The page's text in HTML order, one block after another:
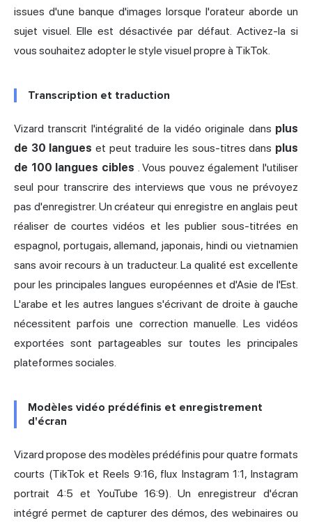
issues d'une banque d'images lorsque l'orateur aborde un
sujet visuel. Elle est désactivée par défaut. Activez-la si
vous souhaitez adopter le style visuel propre à TikTok.
Transcription et traduction
Vizard transcrit l'intégralité de la vidéo originale dans plus
de 30 langues et peut traduire les sous-titres dans plus
de 100 langues cibles . Vous pouvez également l'utiliser
seul pour transcrire des interviews que vous ne prévoyez
pas d'enregistrer. Un créateur qui enregistre en anglais peut
réaliser de courtes vidéos et les publier sous-titrées en
espagnol, portugais, allemand, japonais, hindi ou vietnamien
sans avoir recours à un traducteur. La qualité est excellente
pour les principales langues européennes et d'Asie de l'Est.
L'arabe et les autres langues s'écrivant de droite à gauche
nécessitent parfois une correction manuelle. Les vidéos
exportées sont partageables sur toutes les principales
plateformes sociales.
Modèles vidéo prédéfinis et enregistrement
d'écran
Vizard propose des modèles prédéfinis pour quatre formats
courts (TikTok et Reels 9:16, flux Instagram 1:1, Instagram
portrait 4:5 et YouTube 16:9). Un enregistreur d'écran
intégré permet de capturer des démos, des webinaires ou